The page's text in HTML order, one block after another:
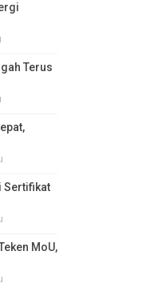
Terus
Sertifikat
MoU,